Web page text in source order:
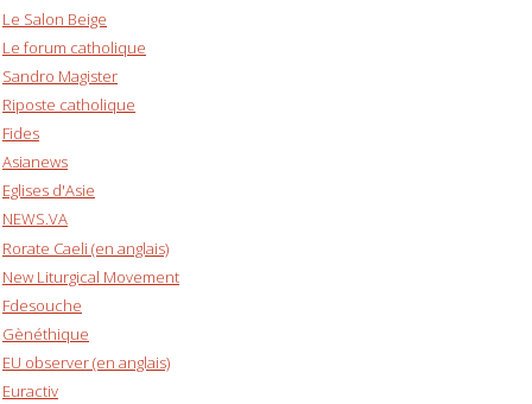
Le Salon Beige
Le forum catholique
Sandro Magister
Riposte catholique
Fides
Asianews
Eglises d'Asie
NEWS.VA
Rorate Caeli (en anglais)
New Liturgical Movement
Fdesouche
Gènéthique
EU observer (en anglais)
Euractiv